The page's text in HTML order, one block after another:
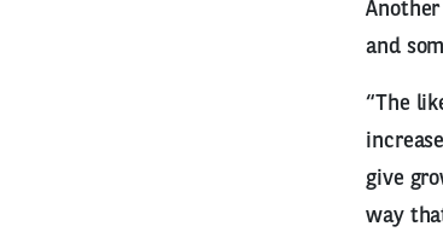
and
“The
give
way